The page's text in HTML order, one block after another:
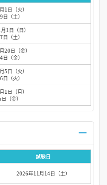
1日（火）
（土）
1日（日）
（土）
20日（金）
（金）
日（火）
（火）
日（月）
（金）
試験日
2026年11月14日（土）